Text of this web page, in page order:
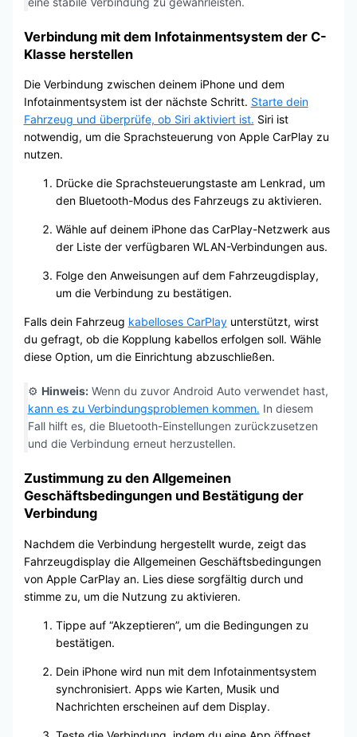
Verbindung mit dem Infotainmentsystem der C-
Klasse herstellen
Die Verbindung zwischen deinem iPhone und dem
Infotainmentsystem ist der nächste Schritt. Starte dein
Fahrzeug und überprüfe, ob Siri aktiviert ist. Siri ist
notwendig, um die Sprachsteuerung von Apple CarPlay zu
nutzen.
Drücke die Sprachsteuerungstaste am Lenkrad, um
den Bluetooth-Modus des Fahrzeugs zu aktivieren.
Wähle auf deinem iPhone das CarPlay-Netzwerk aus
der Liste der verfügbaren WLAN-Verbindungen aus.
Folge den Anweisungen auf dem Fahrzeugdisplay,
um die Verbindung zu bestätigen.
Falls dein Fahrzeug kabelloses CarPlayunterstützt, wirst
du gefragt, ob die Kopplung kabellos erfolgen soll. Wähle
diese Option, um die Einrichtung abzuschließen.
⚙️ Hinweis:Wenn du zuvor Android Auto verwendet hast,
kann es zu Verbindungsproblemen kommen. In diesem
Fall hilft es, die Bluetooth-Einstellungen zurückzusetzen
und die Verbindung erneut herzustellen.
Zustimmung zu den Allgemeinen
Geschäftsbedingungen und Bestätigung der
Verbindung
Nachdem die Verbindung hergestellt wurde, zeigt das
Fahrzeugdisplay die Allgemeinen Geschäftsbedingungen
von Apple CarPlay an. Lies diese sorgfältig durch und
stimme zu, um die Nutzung zu aktivieren.
Tippe auf “Akzeptieren”, um die Bedingungen zu
bestätigen.
Dein iPhone wird nun mit dem Infotainmentsystem
synchronisiert. Apps wie Karten, Musik und
Nachrichten erscheinen auf dem Display.